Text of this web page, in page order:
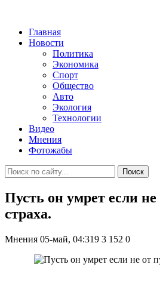
Главная
Новости
Политика
Экономика
Спорт
Общество
Авто
Экология
Технологии
Видео
Мнения
Фотожабы
Поиск
Пусть он умрет если
страха.
Мнения 05-май, 04:319 3 152 0